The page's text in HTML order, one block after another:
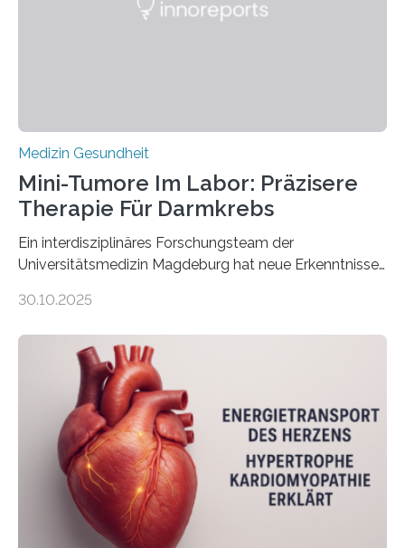
Medizin Gesundheit
Mini-Tumore Im Labor: Präzisere
Therapie Für Darmkrebs
Ein interdisziplinäres Forschungsteam der
Universitätsmedizin Magdeburg hat neue Erkenntnisse
behandelt werden kann. In ihrer aktuellen Studie,
Oncology, zeigen die Forschenden, dass Mini-Tumore
aus Gewebe von Patientinnen und Patienten –
sogenannte Organoide – genutzt werden können, um
vorab zu prüfen, welche Medikamente am besten
wirken. Dabei wurde ein Eiweiß identifiziert, das künftig
als Biomarker für die Wahl der passenden Therapie
dienen könnte. Darmkrebs zählt weltweit zu den
häufigsten Krebsarten und stellt…
30.10.2025